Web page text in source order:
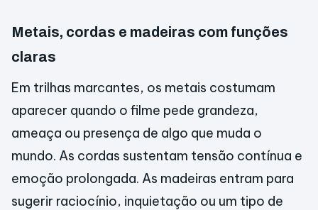
Metais, cordas e madeiras com funções
claras
Em trilhas marcantes, os metais costumam
aparecer quando o filme pede grandeza,
ameaça ou presença de algo que muda o
mundo. As cordas sustentam tensão contínua e
emoção prolongada. As madeiras entram para
sugerir raciocínio, inquietação ou um tipo de